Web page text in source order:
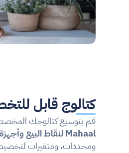
كتالوج قابل
قم بتوسيع كتالوجك
Mahaal لنقاط البيع وأجهزة الكاشير لأجهزة الكمبيوتر
ومحددات، ومتغيرات